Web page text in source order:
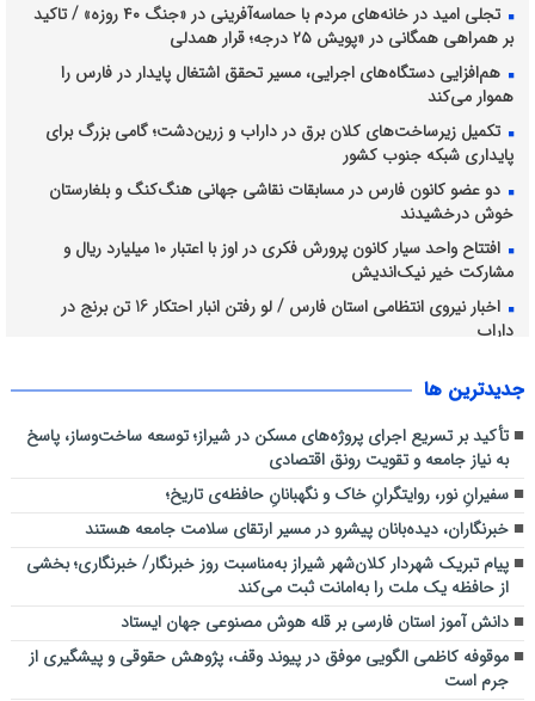
تجلی امید در خانه‌های مردم با حماسه‌آفرینی در «جنگ ۴۰ روزه» / تاکید
بر همراهی همگانی در «پویش ۲۵ درجه؛ قرار همدلی
هم‌افزایی دستگاه‌های اجرایی، مسیر تحقق اشتغال پایدار در فارس را
هموار می‌کند
تکمیل زیرساخت‌های کلان برق در داراب و زرین‌دشت؛ گامی بزرگ برای
پایداری شبکه جنوب کشور
دو عضو کانون فارس در مسابقات نقاشی جهانی هنگ‌کنگ و بلغارستان
خوش درخشیدند
افتتاح واحد سیار کانون پرورش فکری در اوز با اعتبار ۱۰ میلیارد ریال و
مشارکت خیر نیک‌اندیش
اخبار نیروی انتظامی استان فارس / لو رفتن انبار احتکار 16 تن برنج در
داراب
نظارت میدانی کارشناسان دفتر بازرسی و مدیریت عملکرد دانشگاه علوم
پزشکی شیراز بر روند ارائه خدمات سلامت به زائران اربعین حسینی در عراق
جديدترين ها
تأکید بر تسریع اجرای پروژه‌های مسکن در شیراز؛ توسعه ساخت‌وساز، پاسخ
به نیاز جامعه و تقویت رونق اقتصادی
سفیرانِ نور، روایتگرانِ خاک و نگهبانانِ حافظه‌ی تاریخ؛
خبرنگاران، دیده‌بانان پیشرو در مسیر ارتقای سلامت جامعه هستند
پیام تبریک شهردار کلان‌شهر شیراز به‌مناسبت روز خبرنگار/ خبرنگاری؛ بخشی
از حافظه یک ملت را به‌امانت ثبت می‌کند
دانش آموز استان فارسی بر قله هوش مصنوعی جهان ایستاد
موقوفه کاظمی الگویی موفق در پیوند وقف، پژوهش حقوقی و پیشگیری از
جرم است